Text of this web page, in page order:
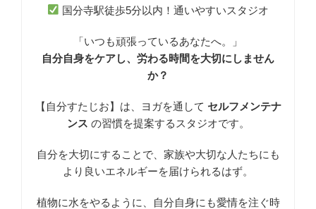
国分寺駅徒歩5分以内！通いやすいスタジオ
「いつも頑張っているあなたへ。」
自分自身をケアし、労わる時間を大切にしません
か？
【自分すたじお】は、ヨガを通して セルフメンテナ
ンス の習慣を提案するスタジオです。
自分を大切にすることで、家族や大切な人たちにも
より良いエネルギーを届けられるはず。
植物に水をやるように、自分自身にも愛情を注ぐ時